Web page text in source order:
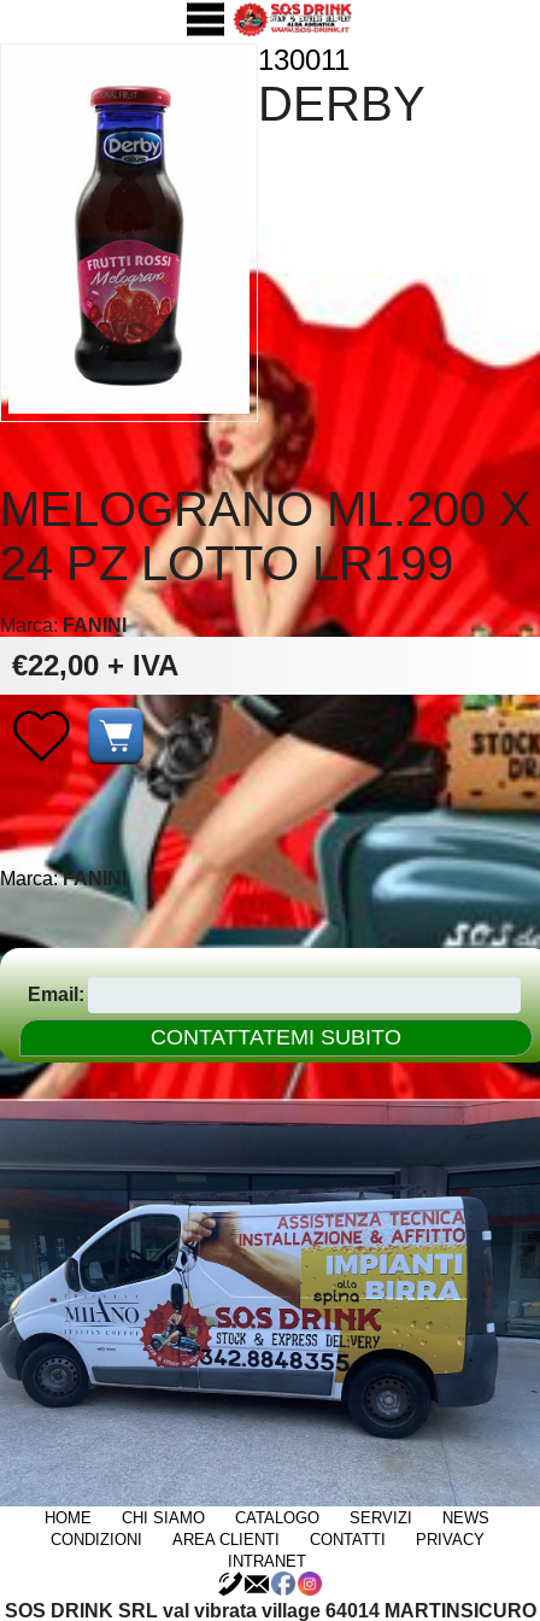
130011
DERBY
MELOGRANO ML.200 X
24 PZ LOTTO LR199
Marca:FANINI
€22,00 + IVA
Marca:FANINI
Email:
HOME CHI SIAMO CATALOGO SERVIZI
NEWS
CONDIZIONI
AREA CLIENTI CONTATTI
PRIVACY
INTRANET
SOS DRINK SRLval vibrata village 64014 MARTINSICURO